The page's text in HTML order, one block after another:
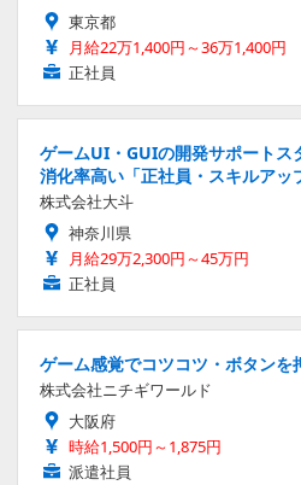
東京都
月給22万1,400円～36万1,400円
正社員
ゲームUI・GUIの開発サポートス
消化率高い「正社員・スキルアッ
株式会社大斗
神奈川県
月給29万2,300円～45万円
正社員
ゲーム感覚でコツコツ・ボタンを
株式会社ニチギワールド
大阪府
時給1,500円～1,875円
派遣社員